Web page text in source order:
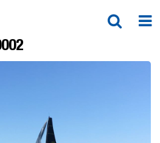
13-00-30_2018-05-